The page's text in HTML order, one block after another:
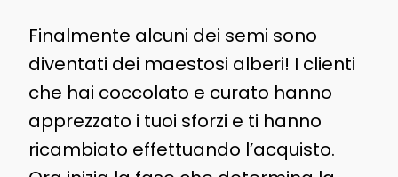
Finalmente alcuni dei semi sono
diventati dei maestosi alberi! I clienti
che hai coccolato e curato hanno
apprezzato i tuoi sforzi e ti hanno
ricambiato effettuando l’acquisto.